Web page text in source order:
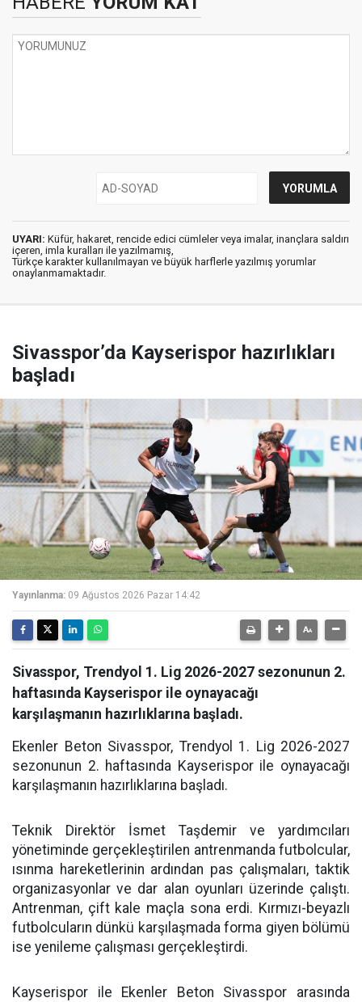
UYARI: Küfür, hakaret, rencide edici cümleler veya imalar, inançlara saldırı
içeren, imla kuralları ile yazılmamış,
Türkçe karakter kullanılmayan ve büyük harflerle yazılmış yorumlar
onaylanmamaktadır.
Sivasspor’da Kayserispor hazırlıkları
başladı
Yayınlanma: 09 Ağustos 2026 Pazar 14:42
Sivasspor, Trendyol 1. Lig 2026-2027 sezonunun 2.
haftasında Kayserispor ile oynayacağı
karşılaşmanın hazırlıklarına başladı.
Ekenler Beton Sivasspor, Trendyol 1. Lig 2026-2027
sezonunun 2. haftasında Kayserispor ile oynayacağı
karşılaşmanın hazırlıklarına başladı.
Teknik Direktör İsmet Taşdemir ve yardımcıları
yönetiminde gerçekleştirilen antrenmanda futbolcular,
ısınma hareketlerinin ardından pas çalışmaları, taktik
organizasyonlar ve dar alan oyunları üzerinde çalıştı.
Antrenman, çift kale maçla sona erdi. Kırmızı-beyazlı
futbolcuların dünkü karşılaşmada forma giyen bölümü
ise yenileme çalışması gerçekleştirdi.
Kayserispor ile Ekenler Beton Sivasspor arasında